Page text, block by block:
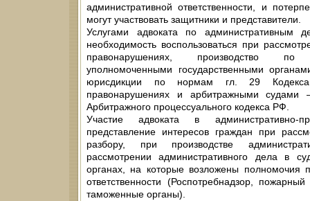
административной ответственности, и
могут участвовать защитники и представители.
Услугами адвоката по административным
необходимость воспользоваться при
правонарушениях, производство по
уполномоченными государственными
юрисдикции по нормам гл. 29
правонарушениях и арбитражными
Арбитражного процессуального кодекса РФ.
Участие адвоката в административно-
представление интересов граждан при
разбору, при производстве
рассмотрении административного дела в
органах, на которые возложены полномочия
ответственности (Роспотребнадзор,
таможенные органы).